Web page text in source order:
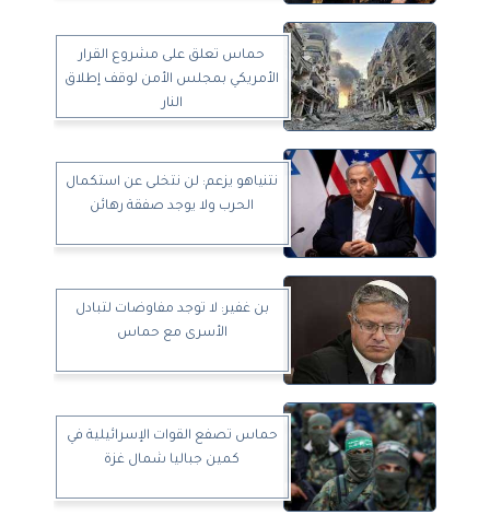
حماس تعلق على مشروع القرار
الأمريكي بمجلس الأمن لوقف إطلاق
النار
نتنياهو يزعم: لن نتخلى عن استكمال
الحرب ولا يوجد صفقة رهائن
بن غفير: لا توجد مفاوضات لتبادل
الأسرى مع حماس
حماس تصفع القوات الإسرائيلية في
كمين جباليا شمال غزة